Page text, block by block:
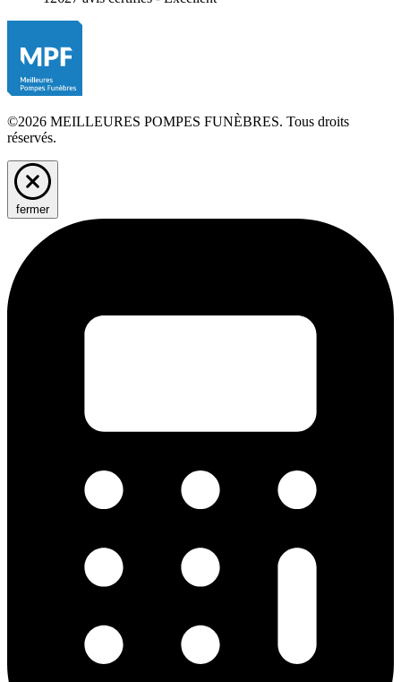
©2026 MEILLEURES POMPES FUNÈBRES. Tous droits
réservés.
fermer